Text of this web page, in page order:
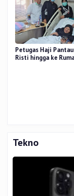
Petugas Haji
Risti hingga ke
Tekno